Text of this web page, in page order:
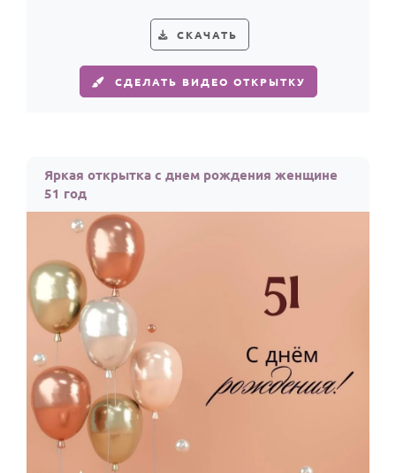
СКАЧАТЬ
СДЕЛАТЬ ВИДЕО ОТКРЫТКУ
Яркая открытка с днем рождения женщине
51 год